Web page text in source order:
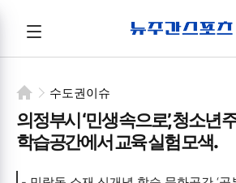
전체메뉴
열기/
수도권이슈
의정부시 ‘민생 속으로’, 청소년
학습공간에서 교육 실험 모색.